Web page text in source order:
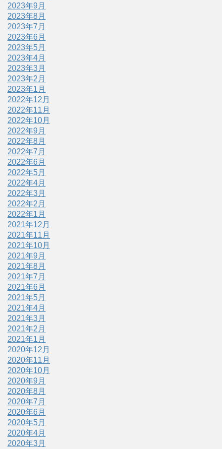
2023年9月
2023年8月
2023年7月
2023年6月
2023年5月
2023年4月
2023年3月
2023年2月
2023年1月
2022年12月
2022年11月
2022年10月
2022年9月
2022年8月
2022年7月
2022年6月
2022年5月
2022年4月
2022年3月
2022年2月
2022年1月
2021年12月
2021年11月
2021年10月
2021年9月
2021年8月
2021年7月
2021年6月
2021年5月
2021年4月
2021年3月
2021年2月
2021年1月
2020年12月
2020年11月
2020年10月
2020年9月
2020年8月
2020年7月
2020年6月
2020年5月
2020年4月
2020年3月